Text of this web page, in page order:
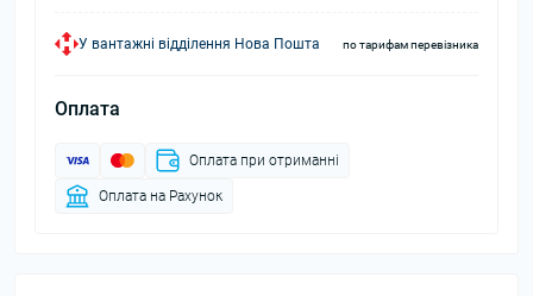
У вантажні відділення Нова Пошта по тарифам перевізника
Оплата
Оплата при отриманні
Оплата на Рахунок